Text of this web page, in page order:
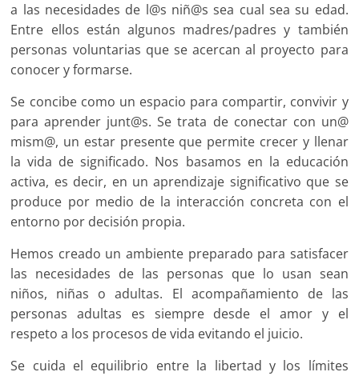
a las necesidades de l@s niñ@s sea cual sea su edad.
Entre ellos están algunos madres/padres y también
personas voluntarias que se acercan al proyecto para
conocer y formarse.
Se concibe como un espacio para compartir, convivir y
para aprender junt@s. Se trata de conectar con un@
mism@, un estar presente que permite crecer y llenar
la vida de significado. Nos basamos en la educación
activa, es decir, en un aprendizaje significativo que se
produce por medio de la interacción concreta con el
entorno por decisión propia.
Hemos creado un ambiente preparado para satisfacer
las necesidades de las personas que lo usan sean
niños, niñas o adultas. El acompañamiento de las
personas adultas es siempre desde el amor y el
respeto a los procesos de vida evitando el juicio.
Se cuida el equilibrio entre la libertad y los límites